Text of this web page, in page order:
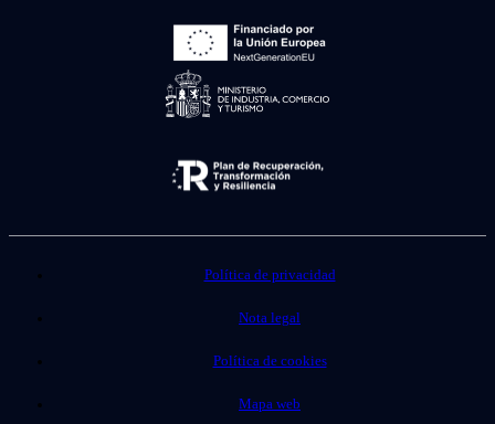
Política de privacidad
Nota legal
Política de cookies
Mapa web